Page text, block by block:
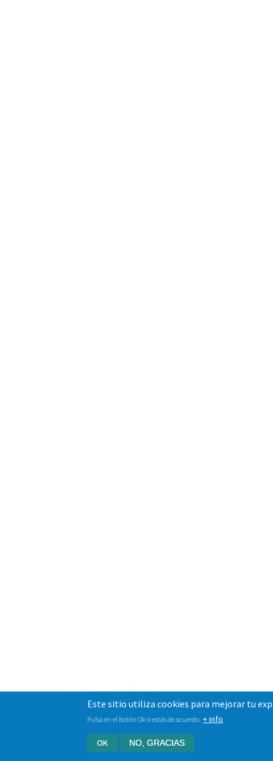
Este sitio utiliza cookies para mejorar tu
Pulsa en el botón Ok si estás de acuerdo. + info
OK NO, GRACIAS